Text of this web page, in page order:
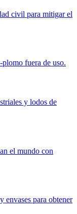
civil para mitigar el
fuera de uso.
y lodos de
el mundo con
envases para obtener